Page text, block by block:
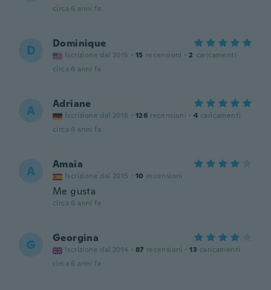
circa 6 anni fa
D Dominique
Iscrizione dal 2015 · 15 recensioni · 2 caricamenti
circa 6 anni fa
A Adriane
Iscrizione dal 2018 · 126 recensioni · 4 caricamenti
circa 6 anni fa
A Amaia
Iscrizione dal 2015 · 10 recensioni
Me gusta
circa 6 anni fa
G Georgina
Iscrizione dal 2014 · 87 recensioni · 13 caricamenti
circa 6 anni fa